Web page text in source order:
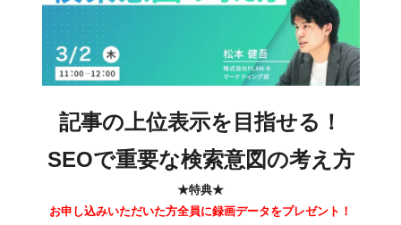
記事の上位表示を目指せる！
SEOで重要な検索意図の考え方
★特典★
お申し込みいただいた方全員に録画データをプレゼント！